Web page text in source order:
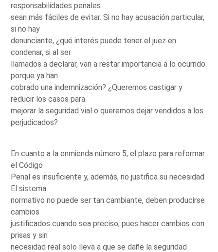
responsabilidades penales
sean más fáciles de evitar. Si no hay acusación particular,
si no hay
denunciante, ¿qué interés puede tener el juez en
condenar, si al ser
llamados a declarar, van a restar importancia a lo ocurrido
porque ya han
cobrado una indemnización? ¿Queremos castigar y
reducir los casos para
mejorar la seguridad vial o queremos dejar vendidos a los
perjudicados?
En cuanto a la enmienda número 5, el plazo para reformar
el Código
Penal es insuficiente y, además, no justifica su necesidad.
El sistema
normativo no puede ser tan cambiante, deben producirse
cambios
justificados cuando sea preciso, pues hacer cambios con
prisas y sin
necesidad real solo lleva a que se dañe la seguridad